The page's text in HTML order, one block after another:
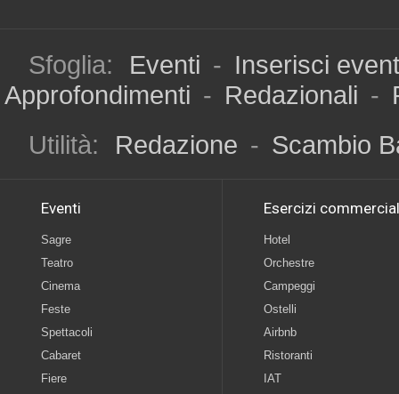
Sfoglia: Eventi - Inserisci
Approfondimenti - Redazionali -
Utilità:
Redazione - Scambio
Eventi
Sagre
Teatro
Cinema
Feste
Spettacoli
Cabaret
Fiere
Esercizi
Hotel
Orchestre
Campeggi
Ostelli
Airbnb
Ristoranti
IAT